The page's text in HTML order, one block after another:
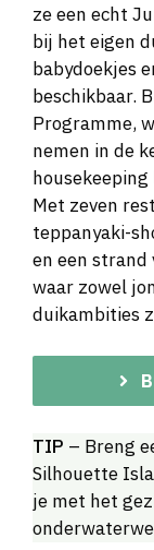
ze een echt
bij het eigen
babydoekjes
beschikbaar.
Programme,
nemen in de
Met zeven
teppanyaki-
en een
waar zowel
duikambities
TIP – Breng
Silhouette
je met het